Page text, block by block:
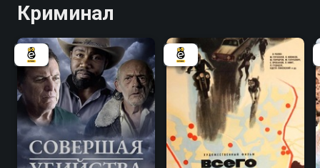
Криминал